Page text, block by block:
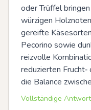
oder Trüffel
würzigen
gereifte
Pecorino sowie
reizvolle
reduzierten
die Balance
Vollständige